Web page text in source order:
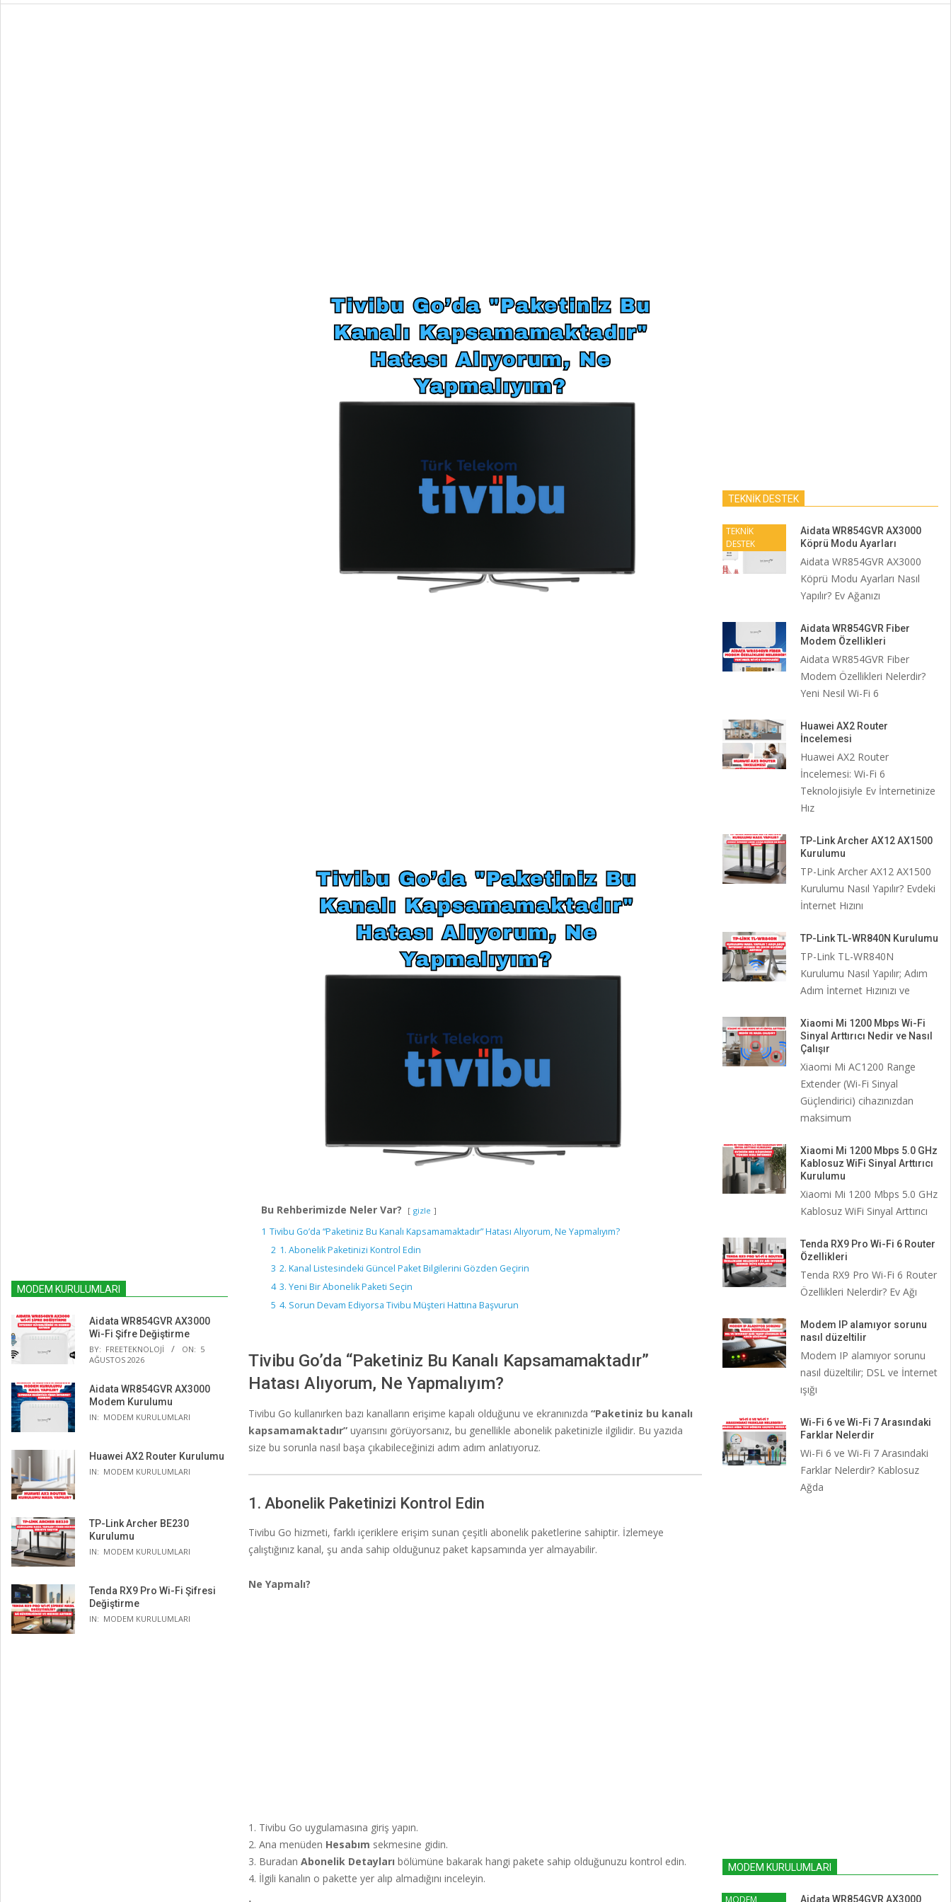
Bu Rehberimizde Neler Var? gizle
1 Tivibu Go’da “Paketiniz Bu Kanalı Kapsamamaktadır” Hatası Alıyorum, Ne Yapmalıyım?
2 1. Abonelik Paketinizi Kontrol Edin
3 2. Kanal Listesindeki Güncel Paket Bilgilerini Gözden Geçirin
4 3. Yeni Bir Abonelik Paketi Seçin
5 4. Sorun Devam Ediyorsa Tivibu Müşteri Hattına Başvurun
Tivibu Go’da “Paketiniz Bu Kanalı Kapsamamaktadır”
Hatası Alıyorum, Ne Yapmalıyım?
Tivibu Go kullanırken bazı kanalların erişime kapalı olduğunu ve ekranınızda “Paketiniz bu kanalı
kapsamamaktadır” uyarısını görüyorsanız, bu genellikle abonelik paketinizle ilgilidir. Bu yazıda
size bu sorunla nasıl başa çıkabileceğinizi adım adım anlatıyoruz.
1. Abonelik Paketinizi Kontrol Edin
Tivibu Go hizmeti, farklı içeriklere erişim sunan çeşitli abonelik paketlerine sahiptir. İzlemeye
çalıştığınız kanal, şu anda sahip olduğunuz paket kapsamında yer almayabilir.
Ne Yapmalı?
Tivibu Go uygulamasına giriş yapın.
Ana menüden Hesabım sekmesine gidin.
Buradan Abonelik Detayları bölümüne bakarak hangi pakete sahip olduğunuzu kontrol edin.
İlgili kanalın o pakette yer alıp almadığını inceleyin.
MODEM KURULUMLARI
Aidata WR854GVR AX3000
Wi-Fi Şifre Değiştirme
BY: FREETEKNOLOJI ON: 5
AĞUSTOS 2026
Aidata WR854GVR AX3000
Modem Kurulumu
IN: MODEM KURULUMLARI
Huawei AX2 Router Kurulumu
IN: MODEM KURULUMLARI
TP-Link Archer BE230
Kurulumu
IN: MODEM KURULUMLARI
Tenda RX9 Pro Wi-Fi Şifresi
Değiştirme
IN: MODEM KURULUMLARI
TEKNİK DESTEK
TEKNİK
DESTEK
Aidata WR854GVR AX3000
Köprü Modu Ayarları
Aidata WR854GVR AX3000
Köprü Modu Ayarları Nasıl
Yapılır? Ev Ağanızı
Aidata WR854GVR Fiber
Modem Özellikleri
Aidata WR854GVR Fiber
Modem Özellikleri Nelerdir?
Yeni Nesil Wi-Fi 6
Huawei AX2 Router
İncelemesi
Huawei AX2 Router
İncelemesi: Wi-Fi 6
Teknolojisiyle Ev İnternetinize
Hız
TP-Link Archer AX12 AX1500
Kurulumu
TP-Link Archer AX12 AX1500
Kurulumu Nasıl Yapılır? Evdeki
İnternet Hızını
TP-Link TL-WR840N Kurulumu
TP-Link TL-WR840N
Kurulumu Nasıl Yapılır; Adım
Adım İnternet Hızınızı ve
Xiaomi Mi 1200 Mbps Wi-Fi
Sinyal Arttırıcı Nedir ve Nasıl
Çalışır
Xiaomi Mi AC1200 Range
Extender (Wi-Fi Sinyal
Güçlendirici) cihazınızdan
maksimum
Xiaomi Mi 1200 Mbps 5.0 GHz
Kablosuz WiFi Sinyal Arttırıcı
Kurulumu
Xiaomi Mi 1200 Mbps 5.0 GHz
Kablosuz WiFi Sinyal Arttırıcı
Tenda RX9 Pro Wi-Fi 6 Router
Özellikleri
Tenda RX9 Pro Wi-Fi 6 Router
Özellikleri Nelerdir? Ev Ağı
Modem IP alamıyor sorunu
nasıl düzeltilir
Modem IP alamıyor sorunu
nasıl düzeltilir; DSL ve İnternet
ışığı
Wi-Fi 6 ve Wi-Fi 7 Arasındaki
Farklar Nelerdir
Wi-Fi 6 ve Wi-Fi 7 Arasındaki
Farklar Nelerdir? Kablosuz
Ağda
MODEM KURULUMLARI
MODEM Aidata WR854GVR AX3000